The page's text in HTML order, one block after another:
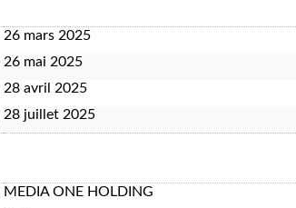
26 mars 2025
26 mai 2025
28 avril 2025
28 juillet 2025
MEDIA ONE HOLDING